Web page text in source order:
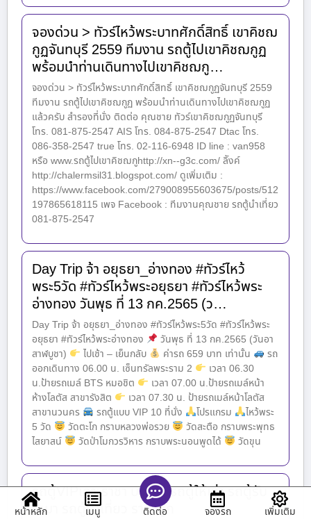
จองด่วน > ทัวร์ไหว้พระบาทศักดิ์สิทธิ์ เขาคิชฌ
กูฏจันทบุรี 2559 ทีมงาน รถตู้ไปเขาคิชฌกูฏ
พร้อมนำท่านเดินทางไปเขาคิชฌกู…
จองด่วน > ทัวร์ไหว้พระบาทศักดิ์สิทธิ์ เขาคิชฌกูฏจันทบุรี 2559
ทีมงาน รถตู้ไปเขาคิชฌกูฏ พร้อมนำท่านเดินทางไปเขาคิชฌกูฏ
แล้วครับ สำรองที่นั่ง ติดต่อ คุณชาย ทัวร์เขาคิชฌกูฏจันทบุรี
โทร. 081-875-2547 AIS โทร. 084-875-2547 Dtac โทร.
086-358-2547 true โทร. 02-116-6948 ID line : van958
หรือ www.รถตู้ไปเขาคิชฌกูhttp://xn--g3c.com/ ลิังค์
http://chalermsil31.blogspot.com/ ดูเพิ่มเติม :
https://www.facebook.com/279008955603675/posts/512
197865618115 เพจ Facebook : ทีมงานคุณชาย รถตู้นำเที่ยว
081-875-2547
Day Trip จ้า อยุธยา_อ่างทอง #ทัวร์ไหว้
พระ5วัด #ทัวร์ไหว้พระอยุธยา #ทัวร์ไหว้พระ
อ่างทอง วันพุธ ที่ 13 กค.2565 (ว…
Day Trip จ้า อยุธยา_อ่างทอง #ทัวร์ไหว้พระ5วัด #ทัวร์ไหว้พระ
อยุธยา #ทัวร์ไหว้พระอ่างทอง
วันพุธ ที่ 13 กค.2565 (วันอา
สาฬบูชา)
ไปเช้า – เย็นกลับ ค่ารถ 659 บาท เท่านั้น
รถ
ออกเดินทาง 06.00 น. เซ็นทรัลพระราม 2
เวลา 06.30
น.ป้ายรถเมล์ BTS หมอชิต
เวลา 07.00 น.ป้ายรถเมล์หน้า
ห้างโลตัส สาขารังสิต
เวลา 07.30 น. ป้ายรถเมล์หน้าโลตัส
สาขานวนคร
รถตู้แบบ VIP 10 ที่นั่ง โปรแกรม
ไหว้พระ
5 วัด
วัดตะโก กราบหลวงพ่อรวย
วัดสะตือ กราบพระพุทธ
ไสยาสน์
วัดป่าโมกวรวิหาร กราบพระนอนพูดได้ วัดขุน
รถตู้VIPเกาะราชา บริการ รถตู้ให้เช่า รถตู้รับ
เหมา รถตู้นำเที่ยว ราคาถูก
หน้าหลัก เมนู ติดต่อ จองรถ เพิ่มเติม